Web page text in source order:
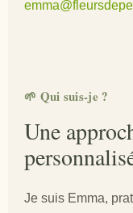
🌱 Qui suis-je ?
Une
Je suis Emma,